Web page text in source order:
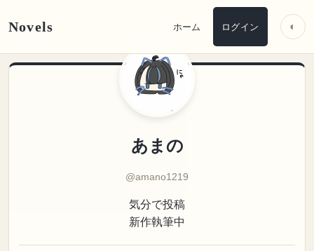
Novels ホーム ログイン ◐
あまの
@amano1219
気分で投稿
新作執筆中